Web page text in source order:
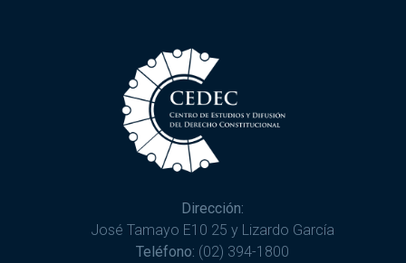
Dirección:
José Tamayo E10 25 y Lizardo García
Teléfono: (02) 394-1800